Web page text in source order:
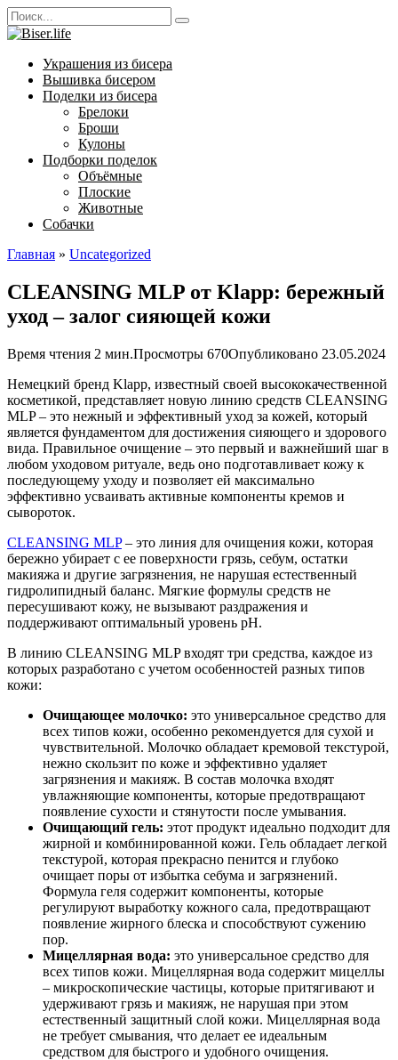
Перейти
к
Search
for:
Украшения из бисера
Вышивка бисером
Поделки из бисера
Брелоки
Броши
Кулоны
Подборки поделок
Объёмные
Плоские
Животные
Собачки
Главная » Uncategorized
CLEANSING MLP от Klapp: бережный
уход – залог сияющей кожи
Время чтения 2 мин.Просмотры 670Опубликовано 23.05.2024
Немецкий бренд Klapp, известный своей высококачественной
косметикой, представляет новую линию средств CLEANSING
MLP – это нежный и эффективный уход за кожей, который
является фундаментом для достижения сияющего и здорового
вида. Правильное очищение – это первый и важнейший шаг в
любом уходовом ритуале, ведь оно подготавливает кожу к
последующему уходу и позволяет ей максимально
эффективно усваивать активные компоненты кремов и
сывороток.
CLEANSING MLP– это линия для очищения кожи, которая
бережно убирает с ее поверхности грязь, себум, остатки
макияжа и другие загрязнения, не нарушая естественный
гидролипидный баланс. Мягкие формулы средств не
пересушивают кожу, не вызывают раздражения и
поддерживают оптимальный уровень pH.
В линию CLEANSING MLP входят три средства, каждое из
которых разработано с учетом особенностей разных типов
кожи:
Очищающее молочко: это универсальное средство для
всех типов кожи, особенно рекомендуется для сухой и
чувствительной. Молочко обладает кремовой текстурой,
нежно скользит по коже и эффективно удаляет
загрязнения и макияж. В состав молочка входят
увлажняющие компоненты, которые предотвращают
появление сухости и стянутости после умывания.
Очищающий гель: этот продукт идеально подходит для
жирной и комбинированной кожи. Гель обладает легкой
текстурой, которая прекрасно пенится и глубоко
очищает поры от избытка себума и загрязнений.
Формула геля содержит компоненты, которые
регулируют выработку кожного сала, предотвращают
появление жирного блеска и способствуют сужению
пор.
Мицеллярная вода: это универсальное средство для
всех типов кожи. Мицеллярная вода содержит мицеллы
– микроскопические частицы, которые притягивают и
удерживают грязь и макияж, не нарушая при этом
естественный защитный слой кожи. Мицеллярная вода
не требует смывания, что делает ее идеальным
средством для быстрого и удобного очищения.